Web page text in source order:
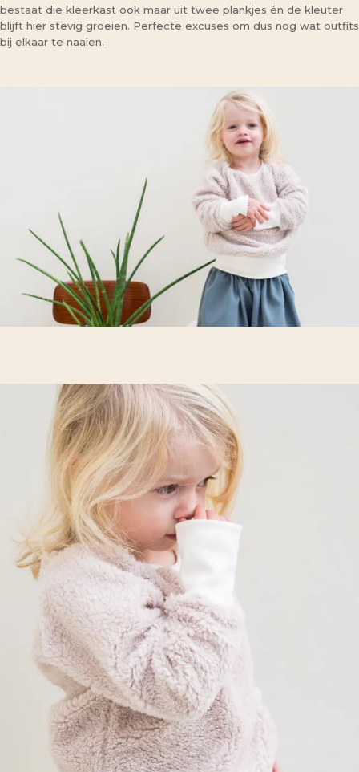
bestaat die kleerkast ook maar uit twee plankjes én de kleuter
blijft hier stevig groeien. Perfecte excuses om dus nog wat outfits
bij elkaar te naaien.